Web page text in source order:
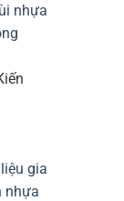
nhựa
gia
nhựa